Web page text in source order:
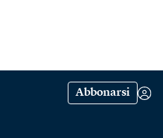
Abbonarsi